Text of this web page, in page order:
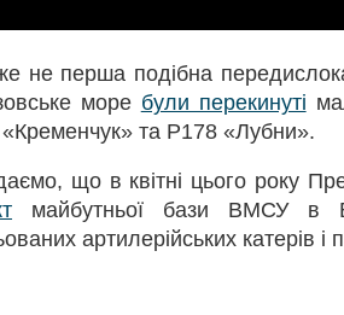
не перша подібна
море були перекинуті
та P178 «Лубни».
що в квітні цього року
майбутньої бази ВМСУ в
артилерійських катерів і